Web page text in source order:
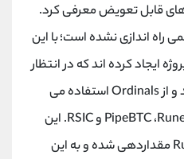
قابل تعویض معرفی کرد.
راه اندازی نشده است؛ با این
ایجاد کرده اند که در انتظار
و ازOrdinalsاستفاده می
،PipeBTC وRSIC. این
مقداردهی شده و به این